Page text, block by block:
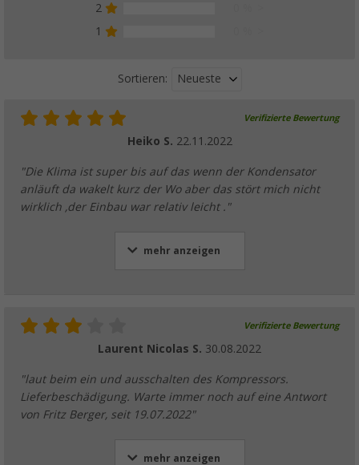
2
1
Sortieren: Neueste
Verifizierte Bewertung
Heiko S. 22.11.2022
"Die Klima ist super bis auf das wenn der Kondensator
anläuft da wakelt kurz der Wo aber das stört mich nicht
wirklich ,der Einbau war relativ leicht ."
mehr anzeigen
Verifizierte Bewertung
Laurent Nicolas S. 30.08.2022
"laut beim ein und ausschalten des Kompressors.
Lieferbeschädigung. Warte immer noch auf eine Antwort
von Fritz Berger, seit 19.07.2022"
mehr anzeigen